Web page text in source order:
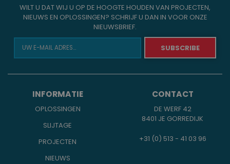
WILT U DAT WIJ U OP DE HOOGTE HOUDEN VAN PROJECTEN,
NIEUWS EN OPLOSSINGEN? SCHRIJF U DAN IN VOOR ONZE
NIEUWSBRIEF.
INFORMATIE
OPLOSSINGEN
SLIJTAGE
PROJECTEN
NIEUWS
CONTACT
DE WERF 42
8401 JE GORREDIJK
+31 (0) 513 - 41 03 96